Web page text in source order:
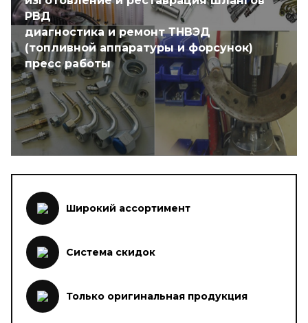
РВД
диагностика и ремонт ТНВЭД
(топливной аппаратуры и форсунок)
пресс работы
Широкий ассортимент
Система скидок
Только оригинальная продукция